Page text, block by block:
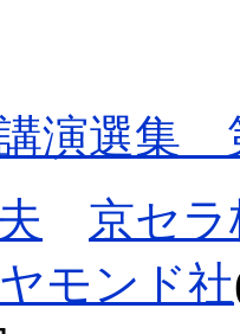
演選集
京セ
モンド社